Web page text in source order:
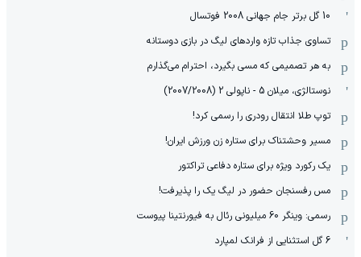
10 گل برتر جام جهانی 2008 فوتسال
تساوی جذاب تازه واردهای لیگ در بازی دوستانه
به هر تصمیمی که مسی بگیرد، احترام می‌گذارم
نوستالژی، میلان 5 - ناپولی 2 (2007/2008)
توپ طلا انتقال رودری را رسمی کرد!
مسیر وحشتناک برای ستاره زن ورزش ایران!
یک رکورد ویژه برای ستاره دفاعی تراکتور
مس رفسنجان حضور در لیگ یک را پذیرفت!
رسمی: وینگر 60 میلیونی رئال به فیورنتینا پیوست
6 گل استثنایی از فرانک لمپارد